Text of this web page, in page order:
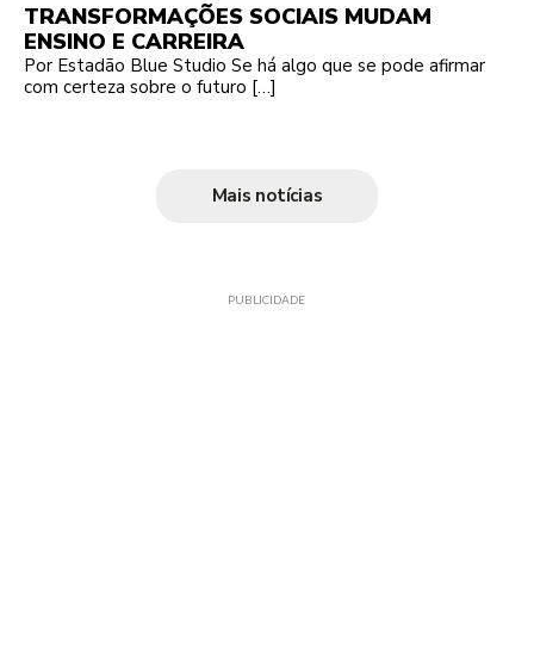
TRANSFORMAÇÕES SOCIAIS MUDAM
ENSINO E CARREIRA
Por Estadão Blue Studio Se há algo que se pode afirmar
com certeza sobre o futuro […]
Mais notícias
PUBLICIDADE